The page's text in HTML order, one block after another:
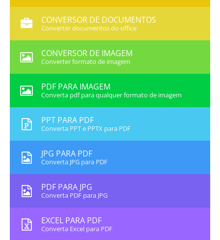
CONVERSOR DE DOCUMENTOS
Converter documentos do office
CONVERSOR DE IMAGEM
Converter formato de imagem
PDF PARA IMAGEM
Converta pdf para qualquer formato de imagem
PPT PARA PDF
Converta PPT e PPTX para PDF
JPG PARA PDF
Converta JPG para PDF
PDF PARA JPG
Converta PDF para JPG
EXCEL PARA PDF
Converta Excel para PDF